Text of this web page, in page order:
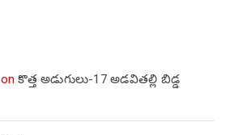
onకొత్త అడుగులు-17 అడవితల్లి బిడ్డ